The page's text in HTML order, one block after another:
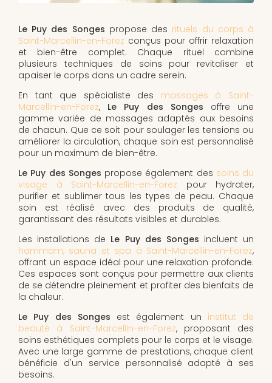
Le Puy des Songes propose des rituels du corps à
Saint-Marcellin-en-Forez conçus pour offrir relaxation
et bien-être complet. Chaque rituel combine
plusieurs techniques de soins pour revitaliser et
apaiser le corps dans un cadre serein.
En tant que spécialiste des massages à Saint-
Marcellin-en-Forez, Le Puy des Songes offre une
gamme variée de massages adaptés aux besoins
de chacun. Que ce soit pour soulager les tensions ou
améliorer la circulation, chaque soin est personnalisé
pour un maximum de bien-être.
Le Puy des Songes propose également des soins du
visage à Saint-Marcellin-en-Forez pour hydrater,
purifier et sublimer tous les types de peau. Chaque
soin est réalisé avec des produits de qualité,
garantissant des résultats visibles et durables.
Les installations de Le Puy des Songes incluent un
hammam, sauna et spa à Saint-Marcellin-en-Forez,
offrant un espace idéal pour une relaxation profonde.
Ces espaces sont conçus pour permettre aux clients
de se détendre pleinement et profiter des bienfaits de
la chaleur.
Le Puy des Songes est également un institut de
beauté à Saint-Marcellin-en-Forez, proposant des
soins esthétiques complets pour le corps et le visage.
Avec une large gamme de prestations, chaque client
bénéficie d'un service personnalisé adapté à ses
besoins.